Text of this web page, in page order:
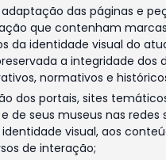
das páginas e
que contenham
da identidade visual do
a integridade dos
normativos e
dos portais, sites
de seus museus nas redes
visual, aos
de interação;